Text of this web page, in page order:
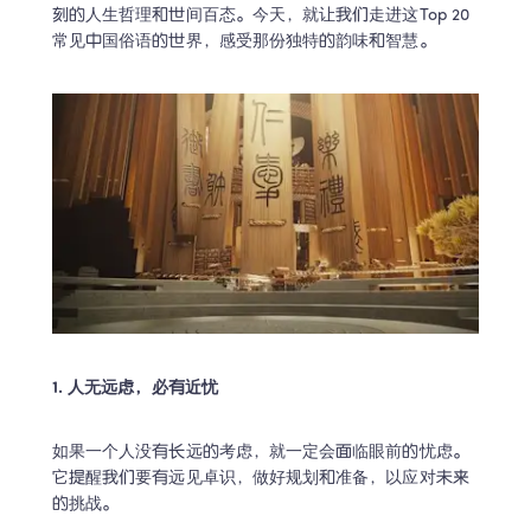
刻的人生哲理和世间百态。今天，就让我们走进这Top 20
常见中国俗语的世界，感受那份独特的韵味和智慧。
1. 人无远虑，必有近忧
如果一个人没有长远的考虑，就一定会面临眼前的忧虑。
它提醒我们要有远见卓识，做好规划和准备，以应对未来
的挑战。